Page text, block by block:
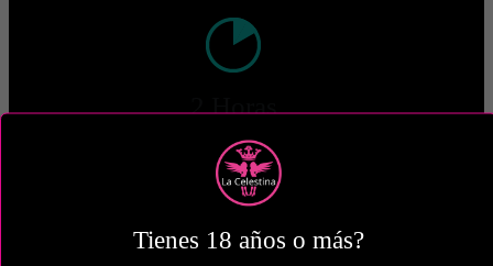
Tienes 18 años o más?
2 Horas
COP 600,000.00